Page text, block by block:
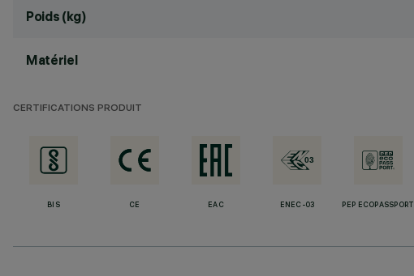
Poids (kg)
Matériel
CERTIFICATIONS PRODUIT
BIS CE EAC ENEC-03 PEP ECOPASSPORT